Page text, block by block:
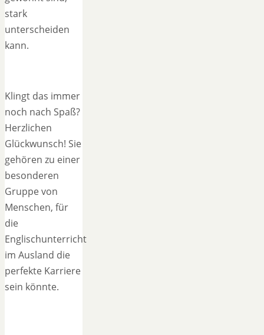
stark
unterscheiden
kann.
Klingt das immer
noch nach Spaß?
Herzlichen
Glückwunsch! Sie
gehören zu einer
besonderen
Gruppe von
Menschen, für
die
Englischunterricht
im Ausland die
perfekte Karriere
sein könnte.